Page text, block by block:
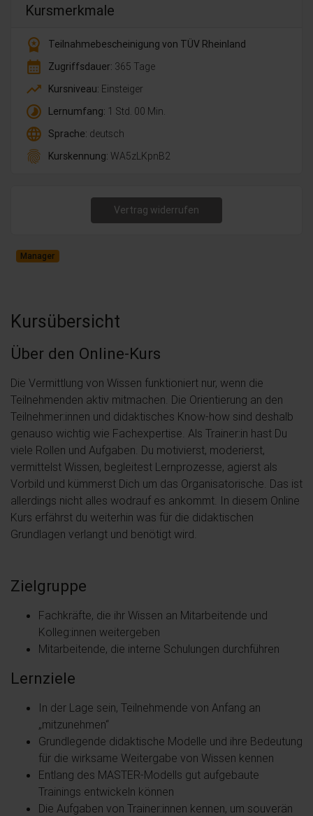
Kursmerkmale
workspace_premium
Teilnahmebescheinigung von TÜV Rheinland
calendar_month Zugriffsdauer: 365 Tage
trending_up Kursniveau: Einsteiger
timelapse Lernumfang: 1 Std. 00 Min.
language Sprache: deutsch
fingerprint Kurskennung: WA5zLKpnB2
Vertrag widerrufen
Manager
Kursübersicht
Über den Online-Kurs
Die Vermittlung von Wissen funktioniert nur, wenn die
Teilnehmenden aktiv mitmachen. Die Orientierung an den
Teilnehmer:innen und didaktisches Know-how sind deshalb
genauso wichtig wie Fachexpertise. Als Trainer:in hast Du
viele Rollen und Aufgaben. Du motivierst, moderierst,
vermittelst Wissen, begleitest Lernprozesse, agierst als
Vorbild und kümmerst Dich um das Organisatorische. Das ist
allerdings nicht alles wodrauf es ankommt. In diesem Online
Kurs erfährst du weiterhin was für die didaktischen
Grundlagen verlangt und benötigt wird.
Zielgruppe
Fachkräfte, die ihr Wissen an Mitarbeitende und
Kolleg:innen weitergeben
Mitarbeitende, die interne Schulungen durchführen
Lernziele
In der Lage sein, Teilnehmende von Anfang an
„mitzunehmen“
Grundlegende didaktische Modelle und ihre Bedeutung
für die wirksame Weitergabe von Wissen kennen
Entlang des MASTER-Modells gut aufgebaute
Trainings entwickeln können
Die Aufgaben von Trainer:innen kennen, um souverän